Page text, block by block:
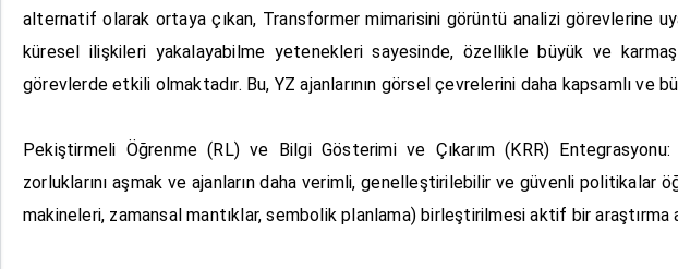
alternatif olarak ortaya çıkan, Transformer mimarisini görüntü analizi görevlerine
küresel ilişkileri yakalayabilme yetenekleri sayesinde, özellikle büyük ve
görevlerde etkili olmaktadır. Bu, YZ ajanlarının görsel çevrelerini daha kapsamlı ve
Pekiştirmeli Öğrenme (RL) ve Bilgi Gösterimi ve Çıkarım (KRR)
zorluklarını aşmak ve ajanların daha verimli, genelleştirilebilir ve güvenli politikalar
makineleri, zamansal mantıklar, sembolik planlama) birleştirilmesi aktif bir araştırma